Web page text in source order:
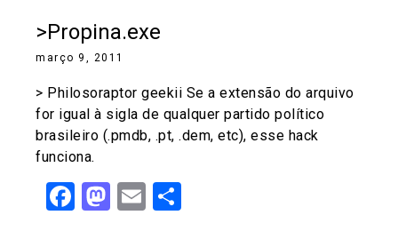
>Propina.exe
março 9, 2011
> Philosoraptor geekii Se a extensão do arquivo
for igual à sigla de qualquer partido político
brasileiro (.pmdb, .pt, .dem, etc), esse hack
funciona.
Facebook
Mastodon
Email